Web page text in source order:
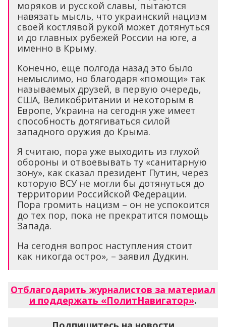
моряков и русской славы, пытаются
навязать мысль, что украинский нацизм
своей костлявой рукой может дотянуться
и до главных рубежей России на юге, а
именно в Крыму.
Конечно, еще полгода назад это было
немыслимо, но благодаря «помощи» так
называемых друзей, в первую очередь,
США, Великобритании и некоторым в
Европе, Украина на сегодня уже имеет
способность дотягиваться силой
западного оружия до Крыма.
Я считаю, пора уже выходить из глухой
обороны и отвоевывать ту «санитарную
зону», как сказал президент Путин, через
которую ВСУ не могли бы дотянуться до
территории Российской Федерации.
Пора громить нацизм – он не успокоится
до тех пор, пока не прекратится помощь
Запада.
На сегодня вопрос наступления стоит
как никогда остро», – заявил Дудкин.
Отблагодарить журналистов за материал
и поддержать «ПолитНавигатор».